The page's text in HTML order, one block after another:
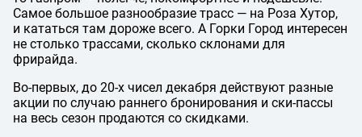
Самое большое разнообразие трасс — на Роза Хутор,
и кататься там дороже всего. А Горки Город интересен
не столько трассами, сколько склонами для
фрирайда.
Во-первых, до 20-х чисел декабря действуют разные
акции по случаю раннего бронирования и ски-пассы
на весь сезон продаются со скидками.